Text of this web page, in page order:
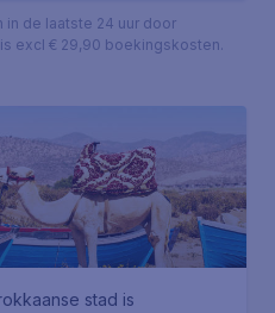
de laatste 24 uur door
excl € 29,90 boekingskosten.
stad is